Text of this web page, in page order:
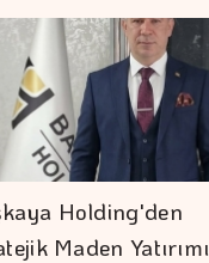
Holding'den
Maden Yatırımı